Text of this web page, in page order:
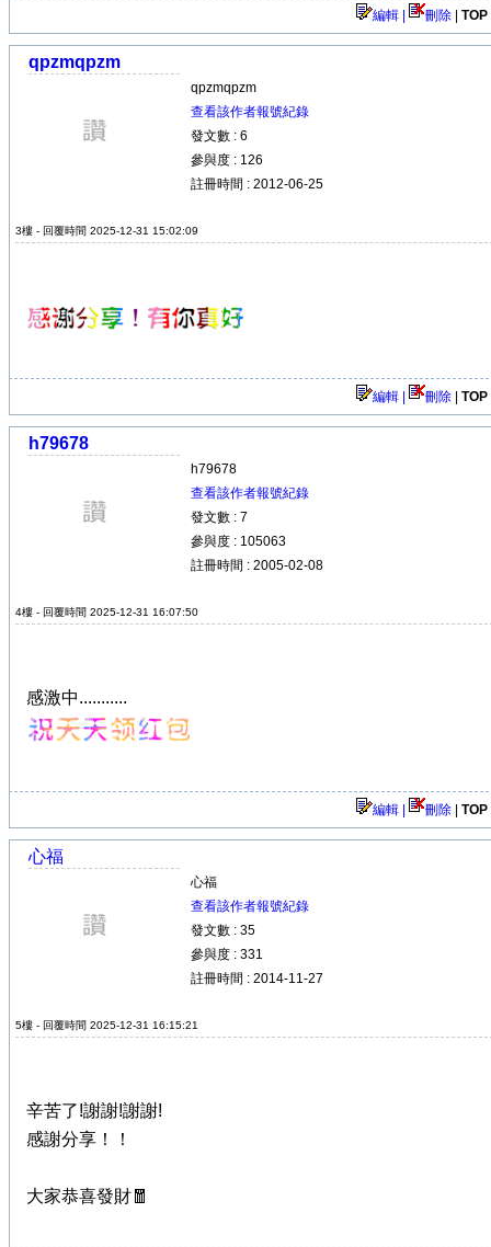
編輯 | 刪除 TOP
qpzmqpzm
qpzmqpzm
查看該作者報號紀錄
發文數 : 6
參與度 : 126
註冊時間 : 2012-06-25
3樓 - 回覆時間 2025-12-31 15:02:09
編輯 | 刪除 TOP
h79678
h79678
查看該作者報號紀錄
發文數 : 7
參與度 : 105063
註冊時間 : 2005-02-08
4樓 - 回覆時間 2025-12-31 16:07:50
感激中...........
編輯 | 刪除 TOP
心福
心福
查看該作者報號紀錄
發文數 : 35
參與度 : 331
註冊時間 : 2014-11-27
5樓 - 回覆時間 2025-12-31 16:15:21
辛苦了!謝謝!謝謝!
感謝分享！！
大家恭喜發財🧧